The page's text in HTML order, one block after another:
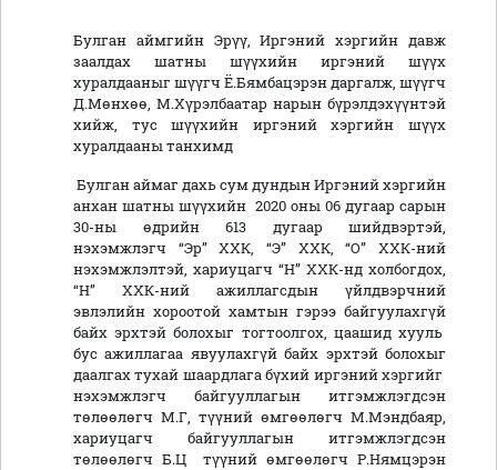
Булган аймгийн Эрүү, Иргэний хэргийн давж
заалдах шатны шүүхийн иргэний шүүх
хуралдааныг шүүгч Ё.Бямбацэрэн даргалж, шүүгч
Д.Мөнхөө, М.Хүрэлбаатар нарын бүрэлдэхүүнтэй
хийж, тус шүүхийн иргэний хэргийн шүүх
хуралдааны танхимд
Булган аймаг дахь сум дундын Иргэний хэргийн
анхан шатны шүүхийн 2020 оны 06 дугаар сарын
30-ны өдрийн 613 дугаар шийдвэртэй,
нэхэмжлэгч “Эр” ХХК, “Э” ХХК, “О” ХХК-ний
нэхэмжлэлтэй, хариуцагч “Н” ХХК-нд холбогдох,
“Н” ХХК-ний ажиллагсдын үйлдвэрчний
эвлэлийн хороотой хамтын гэрээ байгуулахгүй
байх эрхтэй болохыг тогтоолгох, цаашид хууль
бус ажиллагаа явуулахгүй байх эрхтэй болохыг
даалгах тухай шаардлага бүхий иргэний хэргийг
нэхэмжлэгч байгууллагын итгэмжлэгдсэн
төлөөлөгч М.Г, түүний өмгөөлөгч М.Мэндбаяр,
хариуцагч байгууллагын итгэмжлэгдсэн
төлөөлөгч Б.Ц түүний өмгөөлөгч Р.Нямцэрэн